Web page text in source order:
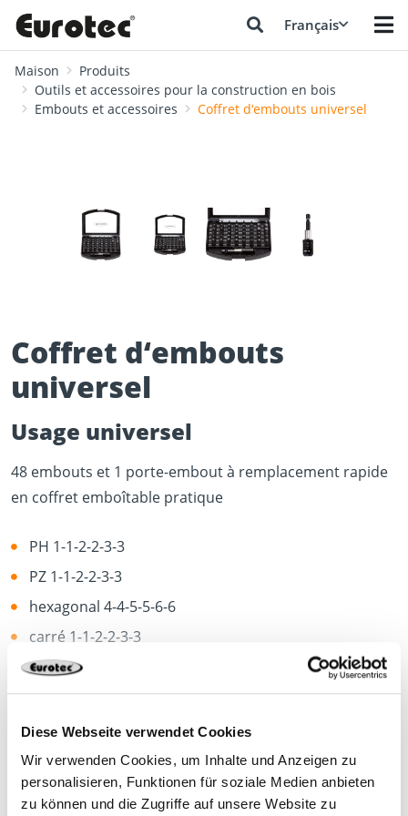
Diese Webseite verwendet Cookies
Wir verwenden Cookies, um Inhalte und Anzeigen zu
personalisieren, Funktionen für soziale Medien anbieten
zu können und die Zugriffe auf unsere Website zu
Français
Maison
Produits
Outils et accessoires pour la construction en bois
Embouts et accessoires
Coffret d‘embouts universel
Coffret d‘embouts
universel
Usage universel
48 embouts et 1 porte-embout à remplacement rapide
en coffret emboîtable pratique
PH 1-1-2-2-3-3
PZ 1-1-2-2-3-3
hexagonal 4-4-5-5-6-6
carré 1-1-2-2-3-3
TX 10-10-15-15-20-20-25-25-27-27-30-30
SI-TX 10-10-15-15-20-20-25-25-27-27-30-30
1 x porte-embout à remplacement rapide
945858